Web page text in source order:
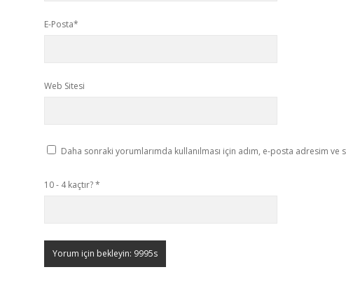
E-Posta*
Web Sitesi
Daha sonraki yorumlarımda kullanılması için adım, e-posta adresim ve
10 - 4 kaçtır?*